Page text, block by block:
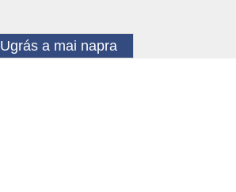
Ugrás a mai napra